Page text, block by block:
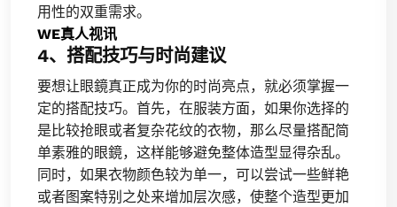
用性的双重需求。
WE真人视讯
4、搭配技巧与时尚建议
要想让眼鏡真正成为你的时尚亮点，就必须掌握一
定的搭配技巧。首先，在服装方面，如果你选择的
是比较抢眼或者复杂花纹的衣物，那么尽量搭配简
单素雅的眼鏡，这样能够避免整体造型显得杂乱。
同时，如果衣物颜色较为单一，可以尝试一些鲜艳
或者图案特别之处来增加层次感，使整个造型更加